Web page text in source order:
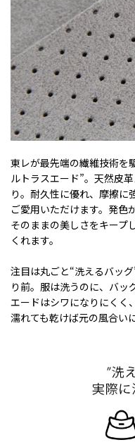
東レが最先端の繊維技術を
ルトラスエード”。天然皮
り。耐久性に優れ、摩擦に
ご愛用いただけます。発色
そのままの美しさをキープ
くれます。
注目は丸ごと“洗えるバッ
り前。服は洗うのに、バッ
エードはシワになりにくく
濡れても乾けば元の風合い